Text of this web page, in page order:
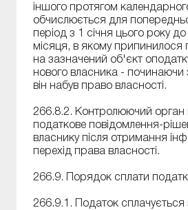
іншого протягом
обчислюється для
період з 1 січня цього року до
місяця, в якому припинилося
на зазначений об'єкт
нового власника - починаючи
він набув право власності.
266.8.2. Контролюючий орган
податкове повідомлення-
власнику після отримання
перехід права власності.
266.9. Порядок сплати
266.9.1. Податок сплачується